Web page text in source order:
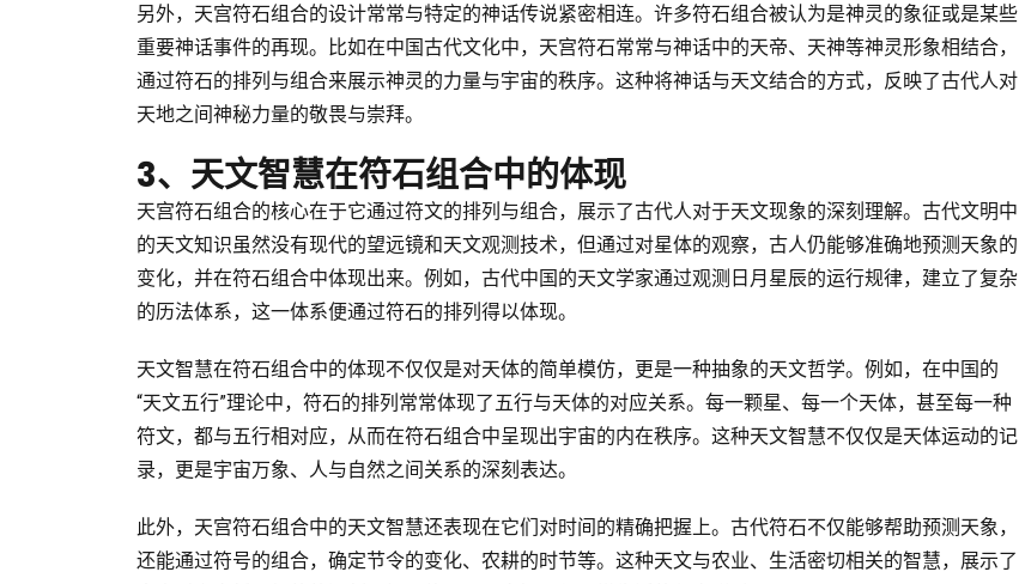
另外，天宫符石组合的设计常常与特定的神话传说紧密相连。许多符石组合被认为是神灵的象征或是某些
重要神话事件的再现。比如在中国古代文化中，天宫符石常常与神话中的天帝、天神等神灵形象相结合，
通过符石的排列与组合来展示神灵的力量与宇宙的秩序。这种将神话与天文结合的方式，反映了古代人对
天地之间神秘力量的敬畏与崇拜。
3、天文智慧在符石组合中的体现
天宫符石组合的核心在于它通过符文的排列与组合，展示了古代人对于天文现象的深刻理解。古代文明中
的天文知识虽然没有现代的望远镜和天文观测技术，但通过对星体的观察，古人仍能够准确地预测天象的
变化，并在符石组合中体现出来。例如，古代中国的天文学家通过观测日月星辰的运行规律，建立了复杂
的历法体系，这一体系便通过符石的排列得以体现。
天文智慧在符石组合中的体现不仅仅是对天体的简单模仿，更是一种抽象的天文哲学。例如，在中国的
“天文五行”理论中，符石的排列常常体现了五行与天体的对应关系。每一颗星、每一个天体，甚至每一种
符文，都与五行相对应，从而在符石组合中呈现出宇宙的内在秩序。这种天文智慧不仅仅是天体运动的记
录，更是宇宙万象、人与自然之间关系的深刻表达。
此外，天宫符石组合中的天文智慧还表现在它们对时间的精确把握上。古代符石不仅能够帮助预测天象，
还能通过符号的组合，确定节令的变化、农耕的时节等。这种天文与农业、生活密切相关的智慧，展示了